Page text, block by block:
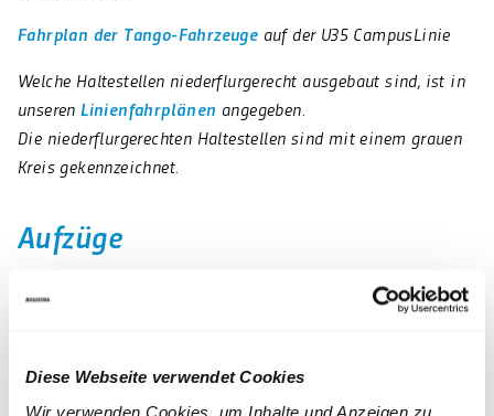
Diese Webseite verwendet Cookies
Wir verwenden Cookies, um Inhalte und Anzeigen zu
Fahrplan der Tango-Fahrzeuge auf der U35 CampusLinie
Welche Haltestellen niederflurgerecht ausgebaut sind, ist in
unseren Linienfahrplänen angegeben.
Die niederflurgerechten Haltestellen sind mit einem grauen
Kreis gekennzeichnet.
Aufzüge
Richtungswechsel oder Rückwärtsfahrt benutzt werden
Tagesaktuell nennen wir hier die Aufzüge, die aufgrund